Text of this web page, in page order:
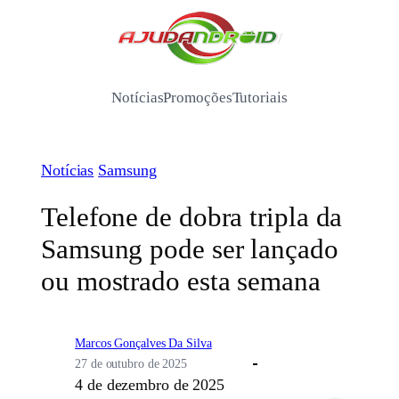
/
NotíciasPromoçõesTutoriais
Notícias Samsung
Telefone de dobra tripla da
Samsung pode ser lançado
ou mostrado esta semana
Marcos Gonçalves Da Silva
27 de outubro de 2025
4 de dezembro de 2025